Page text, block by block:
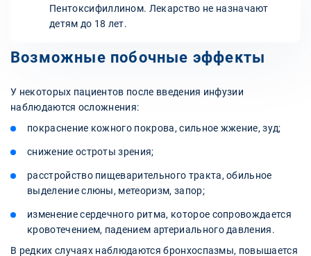
Пентоксифиллином. Лекарство не назначают
детям до 18 лет.
Возможные побочные эффекты
У некоторых пациентов после введения инфузии
наблюдаются осложнения:
покраснение кожного покрова, сильное жжение, зуд;
снижение остроты зрения;
расстройство пищеварительного тракта, обильное
выделение слюны, метеоризм, запор;
изменение сердечного ритма, которое сопровождается
кровотечением, падением артериального давления.
В редких случаях наблюдаются бронхоспазмы, повышается